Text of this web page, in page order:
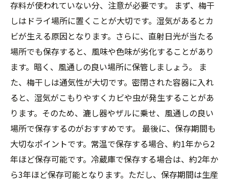
存料が使われていない分、注意が必要です。 まず、梅干
しはドライ場所に置くことが大切です。湿気があるとカ
ビが生える原因となります。さらに、直射日光が当たる
場所でも保存すると、風味や色味が劣化することがあり
ます。暗く、風通しの良い場所に保管しましょう。 ま
た、梅干しは通気性が大切です。密閉された容器に入れ
ると、湿気がこもりやすくカビや虫が発生することがあ
ります。そのため、漉し器やザルに乗せ、風通しの良い
場所で保存するのがおすすめです。 最後に、保存期間も
大切なポイントです。常温で保存する場合、約1年から2
年ほど保存可能です。冷蔵庫で保存する場合は、約2年か
ら3年ほど保存可能となります。ただし、保存期間は生産